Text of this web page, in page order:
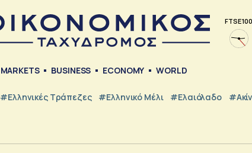
FTSE 100
MARKETS BUSINESS ECONOMY WORLD
#ελληνικές Τράπεζες #Ελληνικό Μέλι #Ελαιόλαδο